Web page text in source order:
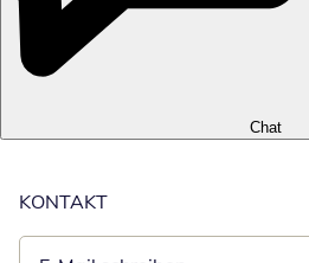
Chat
KONTAKT